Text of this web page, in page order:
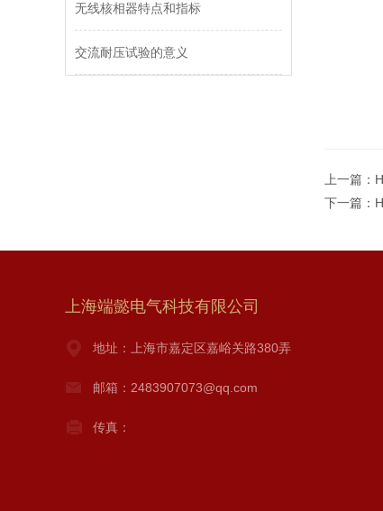
无线核相器特点和指标
交流耐压试验的意义
上一篇：
下一篇：
上海端懿电气科技有限公司
地址：上海市嘉定区嘉峪关路380弄
邮箱：2483907073@qq.com
传真：